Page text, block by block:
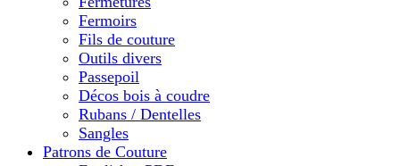
Fermoirs
Fils de couture
Outils divers
Passepoil
Décos bois à coudre
Rubans / Dentelles
Sangles
Patrons de Couture